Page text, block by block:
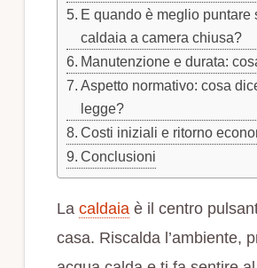
E quando è meglio puntare
caldaia a camera chiusa?
Manutenzione e durata:
Aspetto normativo: cosa
legge?
Costi iniziali e ritorno
Conclusioni
La caldaiaè il centro
casa. Riscalda l’ambiente,